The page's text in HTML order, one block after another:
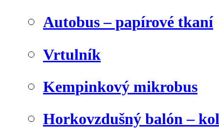
Autobus – papírové tkaní
Vrtulník
Kempinkový mikrobus
Horkovzdušný balón –